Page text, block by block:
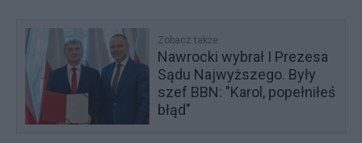
Zobacz także
Nawrocki wybrał I Prezesa
Sądu Najwyższego. Były
szef BBN: "Karol, popełniłeś
błąd"